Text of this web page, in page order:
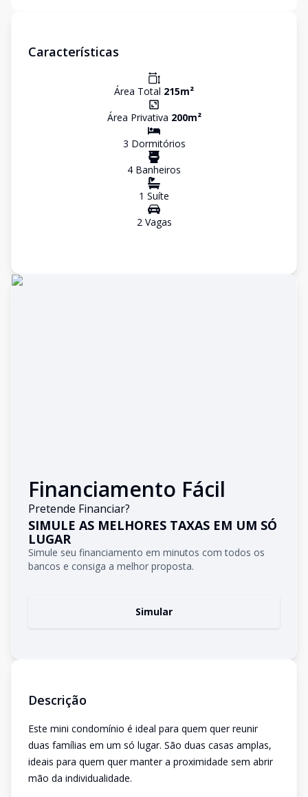
Características
Área Total 215m²
Área Privativa 200m²
3 Dormitórios
4 Banheiros
1 Suíte
2Vagas
Financiamento Fácil
Pretende Financiar?
SIMULE AS MELHORES TAXAS EM UM SÓ
LUGAR
Simule seu financiamento em minutos com todos os
bancos e consiga a melhor proposta.
Simular
Descrição
Este mini condomínio é ideal para quem quer reunir
duas famílias em um só lugar. São duas casas amplas,
ideais para quem quer manter a proximidade sem abrir
mão da individualidade.